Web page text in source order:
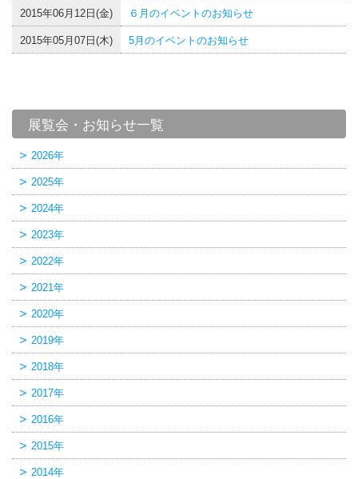
2015年06月12日(金) ６月のイベントのお知らせ
2015年05月07日(木) 5月のイベントのお知らせ
展覧会・お知らせ一覧
2026年
2025年
2024年
2023年
2022年
2021年
2020年
2019年
2018年
2017年
2016年
2015年
2014年